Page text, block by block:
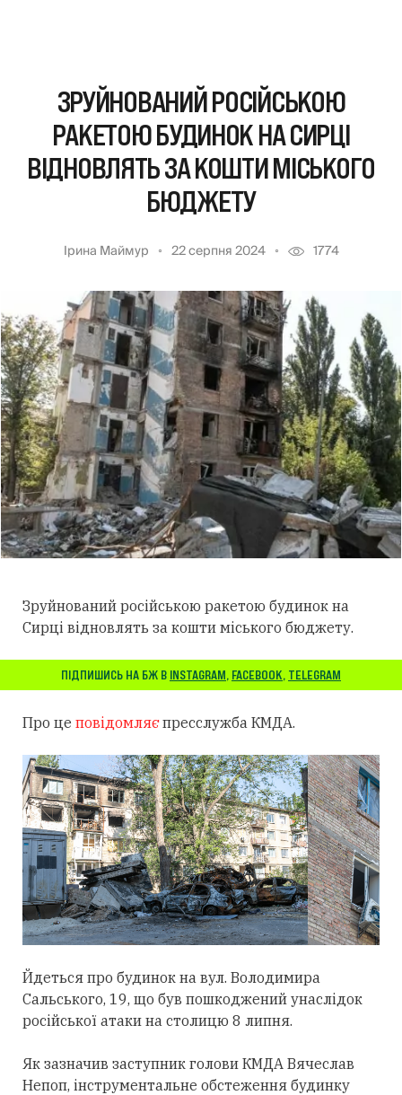
ЗРУЙНОВАНИЙ РОСІЙСЬКОЮ
РАКЕТОЮ БУДИНОК НА СИРЦІ
ВІДНОВЛЯТЬ ЗА КОШТИ МІСЬКОГО
БЮДЖЕТУ
Ірина Маймур 22 серпня 2024 1774
Зруйнований російською ракетою будинок на
Сирці відновлять за кошти міського бюджету.
ПІДПИШИСЬ НА БЖ В INSTAGRAM, FACEBOOK, TELEGRAM
Про це повідомляєпресслужба КМДА.
Йдеться про будинок на вул. Володимира
Сальського, 19, що був пошкоджений унаслідок
російської атаки на столицю 8 липня.
Як зазначив заступник голови КМДА Вячеслав
Непоп, інструментальне обстеження будинку